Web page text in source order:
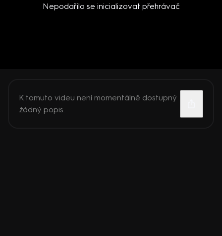
Nepodařilo se inicializovat přehrávač
K tomuto videu není momentálně dostupný
žádný popis.